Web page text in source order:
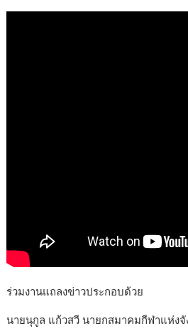
ร่วมงานแถลงข่าวประกอบด้วย
นายนุกูล แก้วสวี นายกสมาคมกีฬาแห่ง